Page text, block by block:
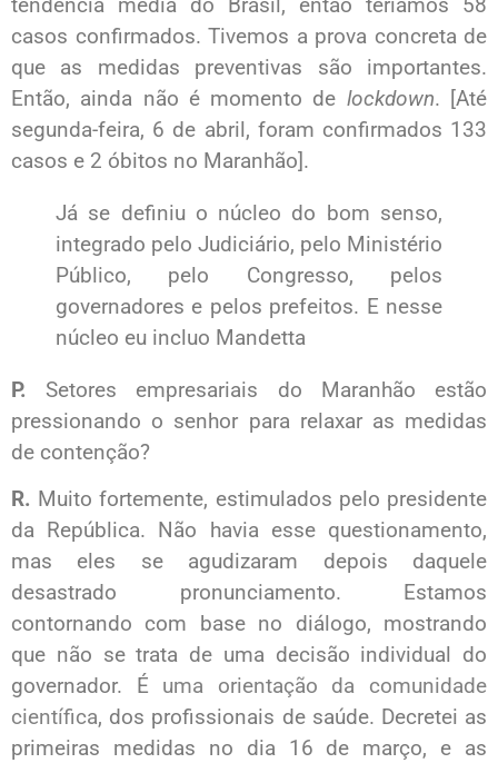
casos confirmados. Tivemos a prova concreta de
que as medidas preventivas são importantes.
Então, ainda não é momento de lockdown. [Até
segunda-feira, 6 de abril, foram confirmados 133
casos e 2 óbitos no Maranhão].
Já se definiu o núcleo do bom senso,
integrado pelo Judiciário, pelo Ministério
Público, pelo Congresso, pelos
governadores e pelos prefeitos. E nesse
núcleo eu incluo Mandetta
P. Setores empresariais do Maranhão estão
pressionando o senhor para relaxar as medidas
de contenção?
R. Muito fortemente, estimulados pelo presidente
da República. Não havia esse questionamento,
mas eles se agudizaram depois daquele
desastrado pronunciamento. Estamos
contornando com base no diálogo, mostrando
que não se trata de uma decisão individual do
governador. É uma orientação da comunidade
científica, dos profissionais de saúde. Decretei as
primeiras medidas no dia 16 de março, e as